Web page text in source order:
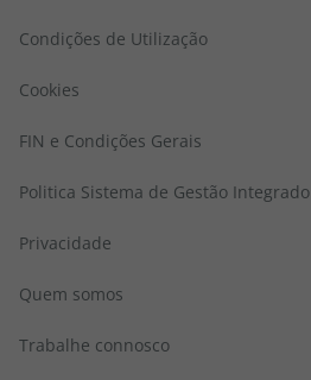
Condições de Utilização
Cookies
FIN e Condições Gerais
Politica Sistema de Gestão Integrado
Privacidade
Quem somos
Trabalhe connosco